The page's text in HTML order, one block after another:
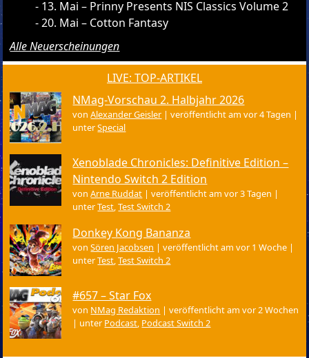
13. Mai – Prinny Presents NIS Classics Volume 2
20. Mai – Cotton Fantasy
Alle Neuerscheinungen
LIVE: TOP-ARTIKEL
NMag-Vorschau 2. Halbjahr 2026
vonAlexander Geisler |veröffentlicht am vor 4 Tagen |
unterSpecial
Xenoblade Chronicles: Definitive Edition –
Nintendo Switch 2 Edition
vonArne Ruddat |veröffentlicht am vor 3 Tagen |
unterTest,Test Switch 2
Donkey Kong Bananza
vonSören Jacobsen |veröffentlicht am vor 1 Woche |
unterTest,Test Switch 2
#657 – Star Fox
von NMag Redaktion |veröffentlicht am vor 2 Wochen
| unter Podcast, Podcast Switch 2